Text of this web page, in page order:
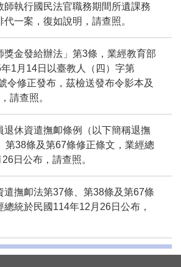
師執行國民法官職務期間所遺課務
一案，復如說明，請查照。
獎金發給辦法」第3條，業經教育部
1月14日以臺教人（四）字第
令修正發布，茲檢送發布令影本及
請查照。
退休資遣撫卹條例（以下簡稱退撫
第38條及第67條修正條文，業經總
日公布，請查照。
遣撫卹法第37條、第38條及第67條
統於民國114年12月26日公布，